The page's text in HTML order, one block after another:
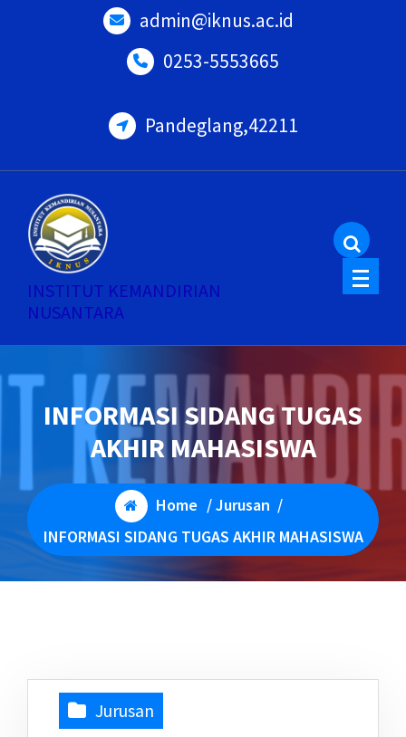
admin@iknus.ac.id
0253-5553665
Pandeglang,42211
INSTITUT KEMANDIRIAN
NUSANTARA
INFORMASI SIDANG TUGAS
AKHIR MAHASISWA
Home /Jurusan /
INFORMASI SIDANG TUGAS AKHIR MAHASISWA
Jurusan